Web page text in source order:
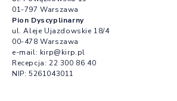
01-797 Warszawa
Pion Dyscyplinarny
ul. Aleje Ujazdowskie 18/4
00-478 Warszawa
e-mail: kirp@kirp.pl
Recepcja: 22 300 86 40
NIP: 5261043011